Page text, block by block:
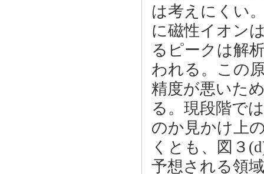
は考えにくい
に磁性イオン
るピークは解
われる。この
精度が悪いた
る。現段階で
のか見かけ上
くとも、図３
予想される領